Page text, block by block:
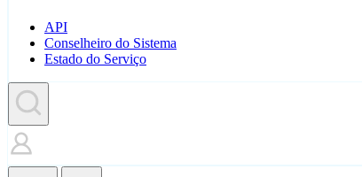
API
Conselheiro do Sistema
Estado do Serviço